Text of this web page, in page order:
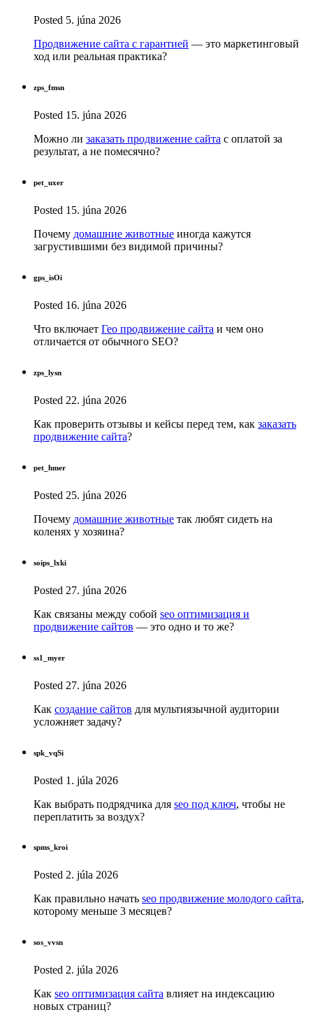
Posted 5. júna 2026
Продвижение сайта с гарантией — это маркетинговый
ход или реальная практика?
zps_fmsn
Posted 15. júna 2026
Можно ли заказать продвижение сайта с оплатой за
результат, а не помесячно?
pet_uxer
Posted 15. júna 2026
Почему домашние животные иногда кажутся
загрустившими без видимой причины?
gps_isOi
Posted 16. júna 2026
Что включает Гео продвижение сайта и чем оно
отличается от обычного SEO?
zps_lysn
Posted 22. júna 2026
Как проверить отзывы и кейсы перед тем, как заказать
продвижение сайта?
pet_hmer
Posted 25. júna 2026
Почему домашние животные так любят сидеть на
коленях у хозяина?
soips_lxki
Posted 27. júna 2026
Как связаны между собой seo оптимизация и
продвижение сайтов — это одно и то же?
ss1_myer
Posted 27. júna 2026
Как создание сайтов для мультиязычной аудитории
усложняет задачу?
spk_vqSi
Posted 1. júla 2026
Как выбрать подрядчика для seo под ключ, чтобы не
переплатить за воздух?
spms_kroi
Posted 2. júla 2026
Как правильно начать seo продвижение молодого сайта,
которому меньше 3 месяцев?
sos_vvsn
Posted 2. júla 2026
Как seo оптимизация сайта влияет на индексацию
новых страниц?